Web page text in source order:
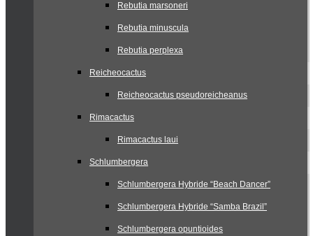
Rebutia marsoneri
Rebutia minuscula
Rebutia perplexa
Reicheocactus
Reicheocactus pseudoreicheanus
Rimacactus
Rimacactus laui
Schlumbergera
Schlumbergera Hybride “Beach Dancer”
Schlumbergera Hybride “Samba Brazil”
Schlumbergera opuntioides